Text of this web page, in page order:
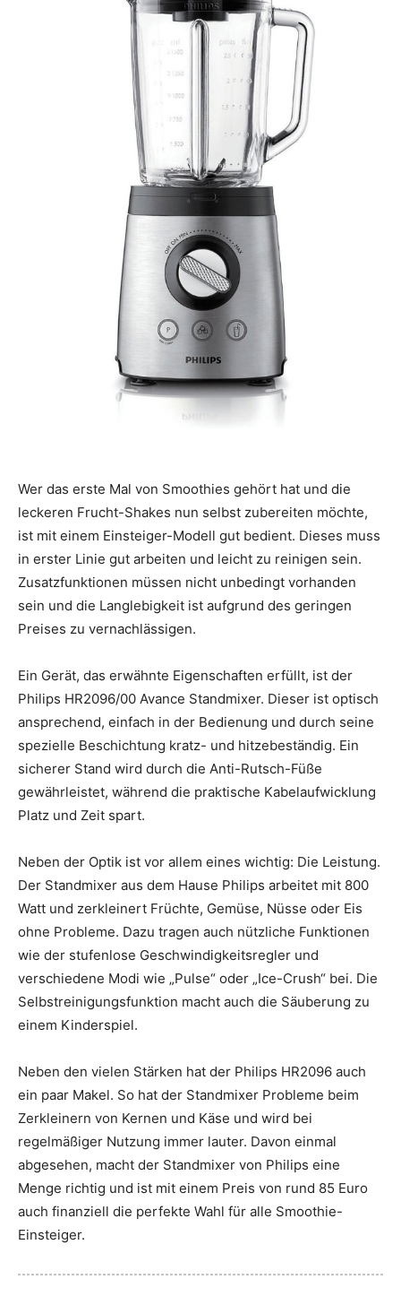
Wer das erste Mal von Smoothies gehört hat und die
leckeren Frucht-Shakes nun selbst zubereiten möchte,
ist mit einem Einsteiger-Modell gut bedient. Dieses muss
in erster Linie gut arbeiten und leicht zu reinigen sein.
Zusatzfunktionen müssen nicht unbedingt vorhanden
sein und die Langlebigkeit ist aufgrund des geringen
Preises zu vernachlässigen.
Ein Gerät, das erwähnte Eigenschaften erfüllt, ist der
Philips HR2096/00 Avance Standmixer. Dieser ist optisch
ansprechend, einfach in der Bedienung und durch seine
spezielle Beschichtung kratz- und hitzebeständig. Ein
sicherer Stand wird durch die Anti-Rutsch-Füße
gewährleistet, während die praktische Kabelaufwicklung
Platz und Zeit spart.
Neben der Optik ist vor allem eines wichtig: Die Leistung.
Der Standmixer aus dem Hause Philips arbeitet mit 800
Watt und zerkleinert Früchte, Gemüse, Nüsse oder Eis
ohne Probleme. Dazu tragen auch nützliche Funktionen
wie der stufenlose Geschwindigkeitsregler und
verschiedene Modi wie „Pulse“ oder „Ice-Crush“ bei. Die
Selbstreinigungsfunktion macht auch die Säuberung zu
einem Kinderspiel.
Neben den vielen Stärken hat der Philips HR2096 auch
ein paar Makel. So hat der Standmixer Probleme beim
Zerkleinern von Kernen und Käse und wird bei
regelmäßiger Nutzung immer lauter. Davon einmal
abgesehen, macht der Standmixer von Philips eine
Menge richtig und ist mit einem Preis von rund 85 Euro
auch finanziell die perfekte Wahl für alle Smoothie-
Einsteiger.